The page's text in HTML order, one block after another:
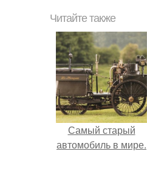
Читайте также
Самый старый
автомобиль в мире.